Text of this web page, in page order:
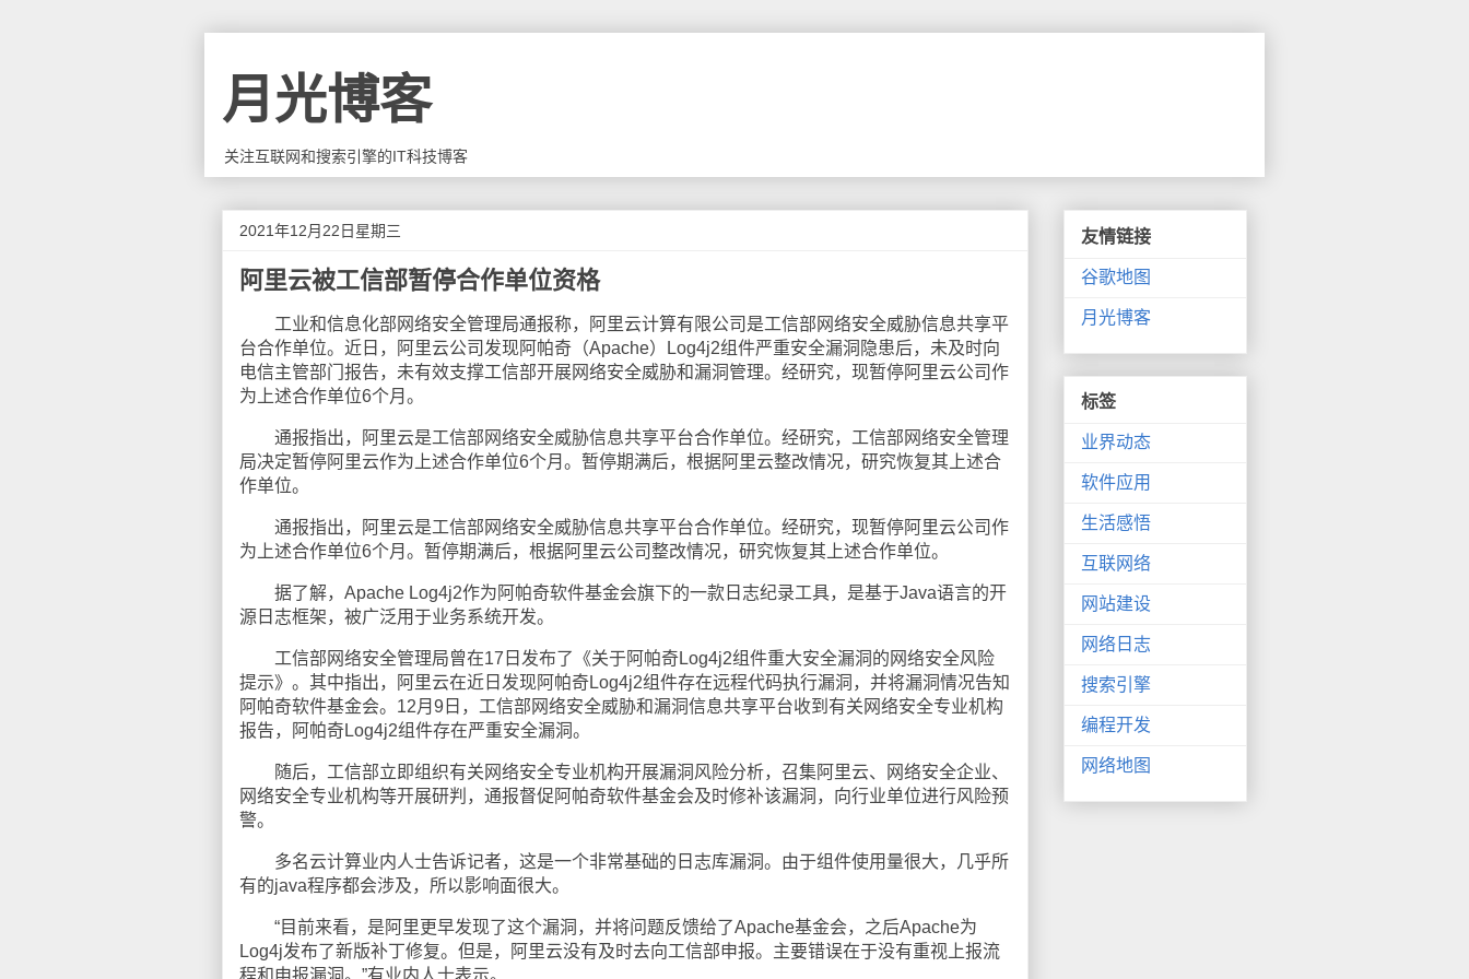
月光博客
关注互联网和搜索引擎的IT科技博客
2021年12月22日星期三
阿里云被工信部暂停合作单位资格
工业和信息化部网络安全管理局通报称，阿里云计算有限公司是工信部网络安全威胁信息共享平
台合作单位。近日，阿里云公司发现阿帕奇（Apache）Log4j2组件严重安全漏洞隐患后，未及时向
电信主管部门报告，未有效支撑工信部开展网络安全威胁和漏洞管理。经研究，现暂停阿里云公司作
为上述合作单位6个月。
通报指出，阿里云是工信部网络安全威胁信息共享平台合作单位。经研究，工信部网络安全管理
局决定暂停阿里云作为上述合作单位6个月。暂停期满后，根据阿里云整改情况，研究恢复其上述合
作单位。
通报指出，阿里云是工信部网络安全威胁信息共享平台合作单位。经研究，现暂停阿里云公司作
为上述合作单位6个月。暂停期满后，根据阿里云公司整改情况，研究恢复其上述合作单位。
据了解，Apache Log4j2作为阿帕奇软件基金会旗下的一款日志纪录工具，是基于Java语言的开
源日志框架，被广泛用于业务系统开发。
工信部网络安全管理局曾在17日发布了《关于阿帕奇Log4j2组件重大安全漏洞的网络安全风险
提示》。其中指出，阿里云在近日发现阿帕奇Log4j2组件存在远程代码执行漏洞，并将漏洞情况告知
阿帕奇软件基金会。12月9日，工信部网络安全威胁和漏洞信息共享平台收到有关网络安全专业机构
报告，阿帕奇Log4j2组件存在严重安全漏洞。
随后，工信部立即组织有关网络安全专业机构开展漏洞风险分析，召集阿里云、网络安全企业、
网络安全专业机构等开展研判，通报督促阿帕奇软件基金会及时修补该漏洞，向行业单位进行风险预
警。
多名云计算业内人士告诉记者，这是一个非常基础的日志库漏洞。由于组件使用量很大，几乎所
有的java程序都会涉及，所以影响面很大。
“目前来看，是阿里更早发现了这个漏洞，并将问题反馈给了Apache基金会，之后Apache为
Log4j发布了新版补丁修复。但是，阿里云没有及时去向工信部申报。主要错误在于没有重视上报流
程和申报漏洞。”有业内人士表示。
友情链接
谷歌地图
月光博客
标签
业界动态
软件应用
生活感悟
互联网络
网站建设
网络日志
搜索引擎
编程开发
网络地图